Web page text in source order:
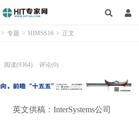
> 专题 > HIMSS16 > 正文
阅读(9364) 评论(0)
英文供稿：InterSystems公司